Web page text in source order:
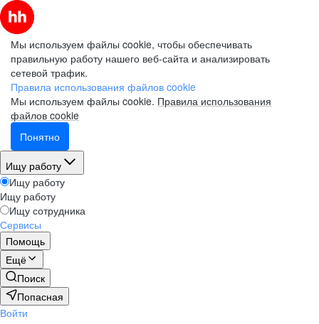
Мы используем файлы cookie, чтобы обеспечивать
правильную работу нашего веб-сайта и анализировать
сетевой трафик.
Правила использования файлов cookie
Мы используем файлы cookie. Правила использования
файлов cookie
Понятно
Ищу работу
Ищу работу
Ищу работу
Ищу сотрудника
Сервисы
Помощь
Ещё
Поиск
Попасная
Войти